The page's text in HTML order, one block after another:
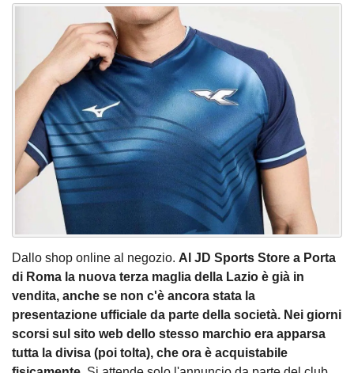
Dallo shop online al negozio. Al JD Sports Store a Porta
di Roma la nuova terza maglia della Lazio è già in
vendita, anche se non c'è ancora stata la
presentazione ufficiale da parte della società. Nei giorni
scorsi sul sito web dello stesso marchio era apparsa
tutta la divisa (poi tolta), che ora è acquistabile